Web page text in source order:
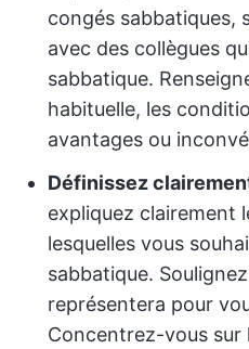
congés sabbatiques,
avec des collègues
sabbatique.
habituelle, les
avantages ou
Définissez
expliquez clairement
lesquelles vous
sabbatique.
représentera pour
Concentrez-vous